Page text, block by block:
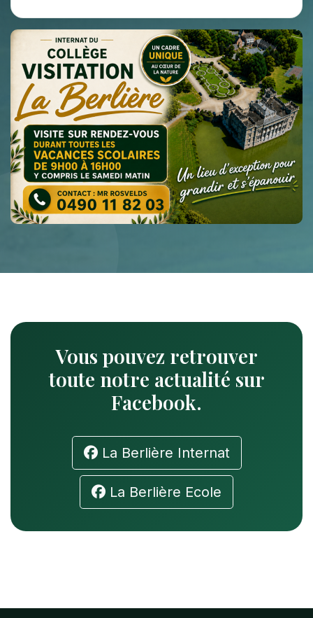
Vous pouvez retrouver
toute notre actualité sur
Facebook.
La Berlière Internat
La Berlière Ecole